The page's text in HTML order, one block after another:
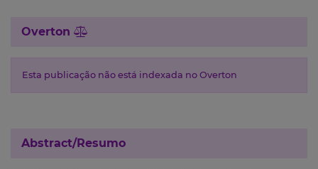
Overton
Esta publicação não está indexada no Overton
Abstract/Resumo